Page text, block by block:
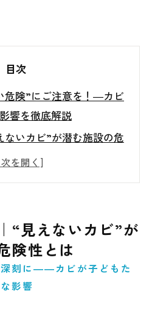
目次
危険”にご注意を！―カビ
響を徹底解説
ないカビ”が潜む施設の危
えないカビリスク
潜む衛生リスク
結露型カビ問題
に施設ができること
“見えないカビ”が
険性とは
深刻に――カビが子どもた
影響